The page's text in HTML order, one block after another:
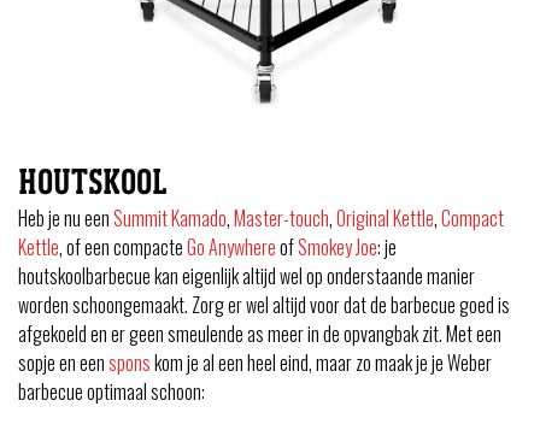
HOUTSKOOL
Heb je nu eenSummit Kamado,Master-touch,Original Kettle,Compact
Kettle, of een compacteGo AnywhereofSmokey Joe: je
houtskoolbarbecue kan eigenlijk altijd wel op onderstaande manier
worden schoongemaakt. Zorg er wel altijd voor dat de barbecue goed is
afgekoeld en er geen smeulende as meer in de opvangbak zit. Met een
sopje en eensponskom je al een heel eind, maar zo maak je je Weber
barbecue optimaal schoon: